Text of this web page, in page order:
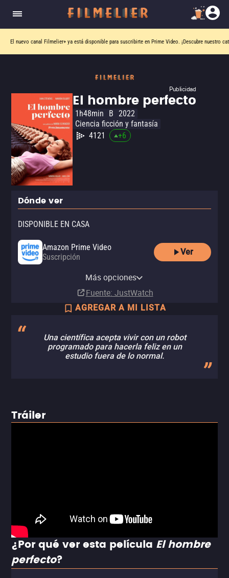
El nuevo canal Filmelier+ ya está disponible para suscribirte en Prime Video. ¡Descubre nuestro
Publicidad
El hombre perfecto
1h48min B 2022
Ciencia ficción y fantasía
4121
+6
Dónde ver
DISPONIBLE EN CASA
Amazon Prime Video
Suscripción
Ver
Amazon Video
Apple TV Store
Más opciones
Fuente: JustWatch
AGREGAR A MI LISTA
Una científica acepta vivir con un robot
programado para hacerla feliz en un
estudio fuera de lo normal.
Tráiler
¿Por qué ver esta película El hombre
perfecto?